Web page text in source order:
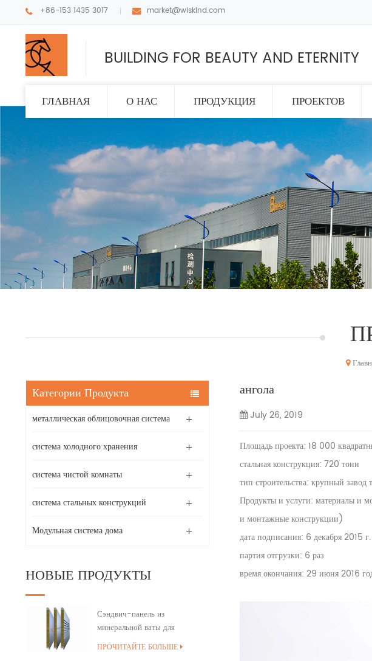
+86-153 1435 3017 market@wiskind.com
BUILDING FOR BEAUTY AND ETERNITY
ГЛАВНАЯ О НАС ПРОДУКЦИЯ ПРОЕКТОВ
Категории Продукта
металлическая облицовочная система
система холодного хранения
система чистой комнаты
система стальных конструкций
Модульная система дома
НОВЫЕ ПРОДУКТЫ
Сэндвич-панель из
минеральной ваты для
наружной стены здания с
ПРОЧИТАЙТЕ БОЛЬШЕ
ангола
July 26, 2019
Площадь проекта: 18 000
стальная конструкция: 720 тонн
тип строительства: крупный завод
Продукты и услуги: материалы и
и монтажные конструкции)
дата подписания: 6 декабря 2015 г.
партия отгрузки: 6 раз
время окончания: 29 июня 2016